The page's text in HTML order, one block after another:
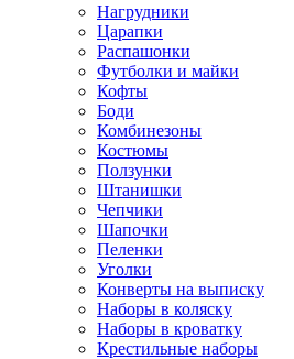
Нагрудники
Царапки
Распашонки
Футболки и майки
Кофты
Боди
Комбинезоны
Костюмы
Ползунки
Штанишки
Чепчики
Шапочки
Пеленки
Уголки
Конверты на выписку
Наборы в коляску
Наборы в кроватку
Крестильные наборы